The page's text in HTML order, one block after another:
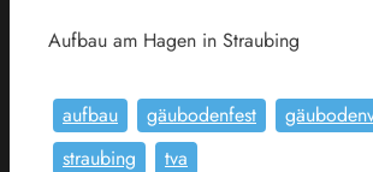
Aufbau am Hagen in Straubing
aufbau gäubodenfest
straubing
tva